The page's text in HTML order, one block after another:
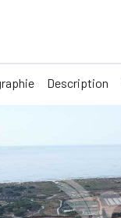
Description